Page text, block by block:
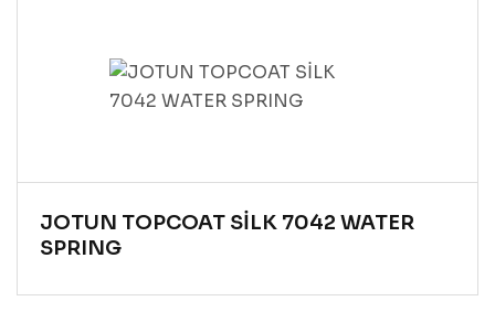
JOTUN TOPCOAT SİLK 7042 WATER
SPRING